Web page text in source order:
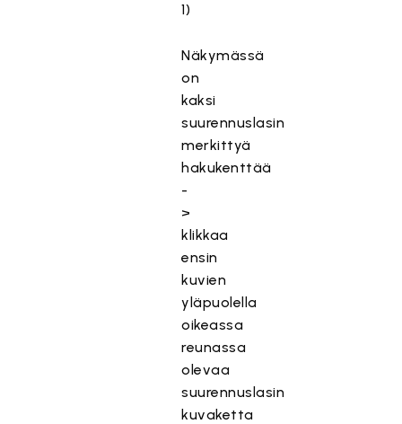
1)
Näkymässä
on
kaksi
suurennuslasin
merkittyä
hakukenttää
-
>
klikkaa
ensin
kuvien
yläpuolella
oikeassa
reunassa
olevaa
suurennuslasin
kuvaketta